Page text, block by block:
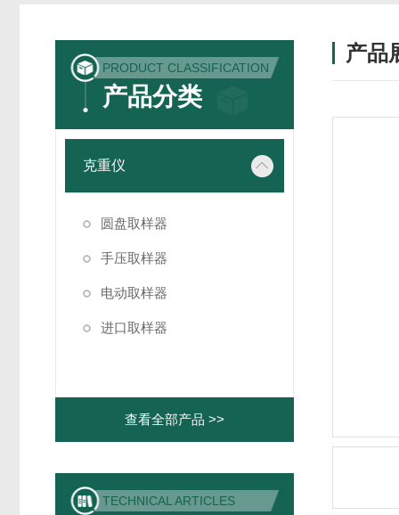
PRODUCT CLASSIFICATION
产品分类
克重仪
圆盘取样器
手压取样器
电动取样器
进口取样器
查看全部产品 >>
TECHNICAL ARTICLES
产品